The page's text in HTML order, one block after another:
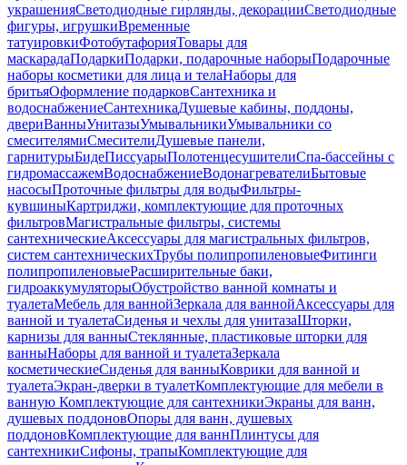
украшенияСветодиодные гирлянды, декорацииСветодиодные
фигуры, игрушкиВременные
татуировкиФотобутафорияТовары для
маскарадаПодаркиПодарки, подарочные наборыПодарочные
наборы косметики для лица и телаНаборы для
бритьяОформление подарковСантехника и
водоснабжениеСантехникаДушевые кабины, поддоны,
двериВанныУнитазыУмывальникиУмывальники со
смесителямиСмесителиДушевые панели,
гарнитурыБидеПиссуарыПолотенцесушителиСпа-бассейны с
гидромассажемВодоснабжениеВодонагревателиБытовые
насосыПроточные фильтры для водыФильтры-
кувшиныКартриджи, комплектующие для проточных
фильтровМагистральные фильтры, системы
сантехническиеАксессуары для магистральных фильтров,
систем сантехническихТрубы полипропиленовыеФитинги
полипропиленовыеРасширительные баки,
гидроаккумуляторыОбустройство ванной комнаты и
туалетаМебель для ваннойЗеркала для ваннойАксессуары для
ванной и туалетаСиденья и чехлы для унитазаШторки,
карнизы для ванныСтеклянные, пластиковые шторки для
ванныНаборы для ванной и туалетаЗеркала
косметическиеСиденья для ванныКоврики для ванной и
туалетаЭкран-дверки в туалетКомплектующие для мебели в
ванную Комплектующие для сантехникиЭкраны для ванн,
душевых поддоновОпоры для ванн, душевых
поддоновКомплектующие для ваннПлинтусы для
сантехникиСифоны, трапыКомплектующие для